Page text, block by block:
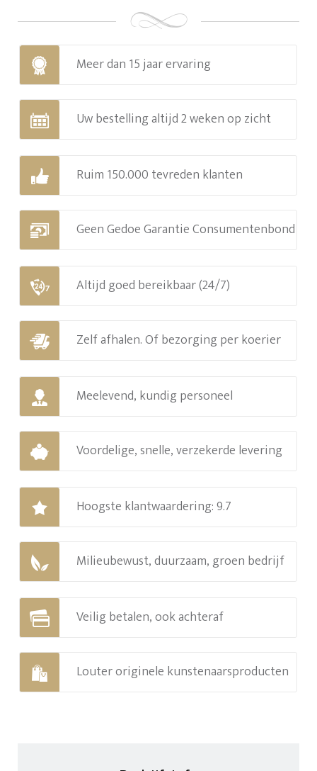
Meer dan 15 jaar ervaring
Uw bestelling altijd 2 weken op zicht
Ruim 150.000 tevreden klanten
Geen Gedoe Garantie Consumentenbond
Altijd goed bereikbaar (24/7)
Zelf afhalen. Of bezorging per koerier
Meelevend, kundig personeel
Voordelige, snelle, verzekerde levering
Hoogste klantwaardering: 9.7
Milieubewust, duurzaam, groen bedrijf
Veilig betalen, ook achteraf
Louter originele kunstenaarsproducten